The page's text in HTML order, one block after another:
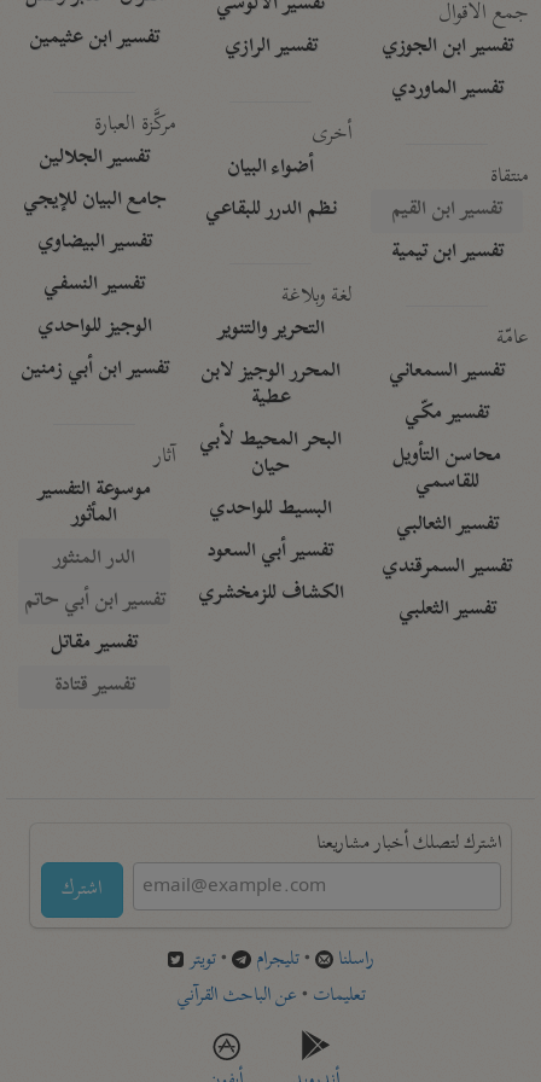
جمع الأقوال
تفسير ابن الجوزي
تفسير الماوردي
منتقاة
تفسير ابن القيم
تفسير ابن تيمية
عامّة
تفسير السمعاني
تفسير مكّي
محاسن التأويل
للقاسمي
تفسير الثعالبي
تفسير السمرقندي
تفسير الثعلبي
تفسير الرازي
أخرى
أضواء البيان
نظم الدرر للبقاعي
لغة وبلاغة
التحرير والتنوير
المحرر الوجيز لابن
عطية
البحر المحيط لأبي
حيان
البسيط للواحدي
تفسير أبي السعود
الكشاف للزمخشري
تفسير ابن عثيمين
مركَّزة العبارة
تفسير الجلالين
جامع البيان للإيجي
تفسير البيضاوي
تفسير النسفي
الوجيز للواحدي
تفسير ابن أبي زمنين
آثار
موسوعة التفسير
المأثور
الدر المنثور
تفسير ابن أبي حاتم
تفسير مقاتل
تفسير قتادة
اشترك لتصلك أخبار مشاريعنا
اشترك
راسلنا •تليجرام •تويتر
تعليمات •عن الباحث القرآني